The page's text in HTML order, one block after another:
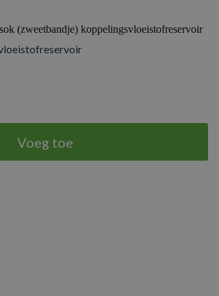
(zweetbandje) koppelingsvloeistofreservoir
Voeg toe